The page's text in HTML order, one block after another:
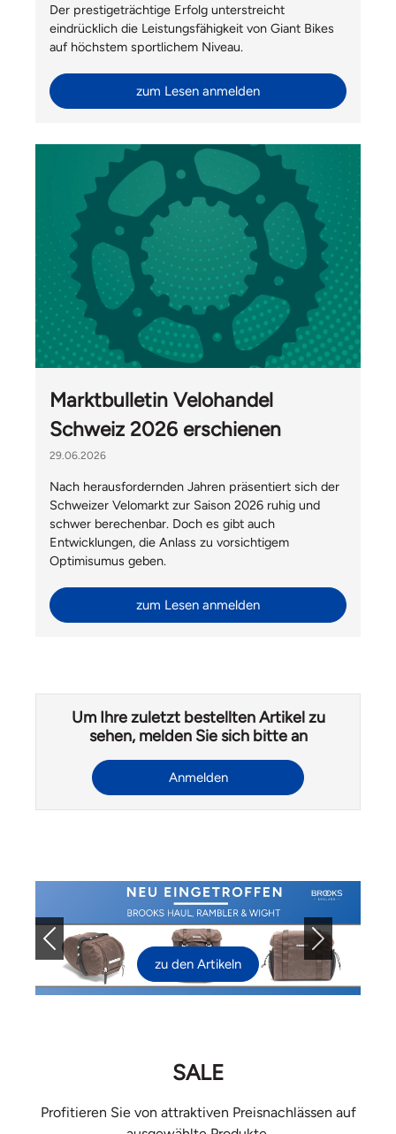
Der prestigeträchtige Erfolg unterstreicht
eindrücklich die Leistungsfähigkeit von Giant Bikes
auf höchstem sportlichem Niveau.
zum Lesen anmelden
Marktbulletin Velohandel
Schweiz 2026 erschienen
29.06.2026
Nach herausfordernden Jahren präsentiert sich der
Schweizer Velomarkt zur Saison 2026 ruhig und
schwer berechenbar. Doch es gibt auch
Entwicklungen, die Anlass zu vorsichtigem
Optimisumus geben.
zum Lesen anmelden
Um Ihre zuletzt bestellten Artikel zu
sehen, melden Sie sich bitte an
Anmelden
zu den Artikeln
Previous Next
SALE
Profitieren Sie von attraktiven Preisnachlässen auf